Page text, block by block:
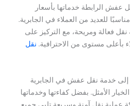
عفش الرابطة خدماتها بأسعار
للعديد من العملاء في الجابرية.
فعالة ومريحة، مع التركيز على
بأعلى مستوى من الاحترافية. نقل
إلى خدمة نقل عفش في الجابرية
الأمثل. بفضل كفاءتها وخدماتها
عملية نقل آمنة وسريعة تلبي جميع